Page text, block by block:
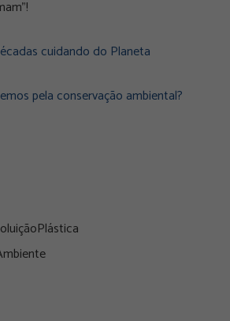
cuidando do Planeta
pela conservação ambiental?